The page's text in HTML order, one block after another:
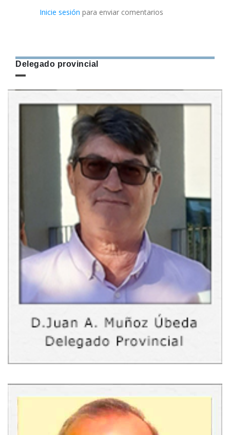
Inicie sesión para enviar comentarios
Delegado provincial